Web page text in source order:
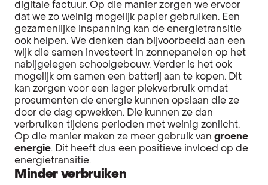
digitale factuur. Op die manier zorgen we ervoor
dat we zo weinig mogelijk papier gebruiken. Een
gezamenlijke inspanning kan de energietransitie
ook helpen. We denken dan bijvoorbeeld aan een
wijk die samen investeert in zonnepanelen op het
nabijgelegen schoolgebouw. Verder is het ook
mogelijk om samen een batterij aan te kopen. Dit
kan zorgen voor een lager piekverbruik omdat
prosumenten de energie kunnen opslaan die ze
door de dag opwekken. Die kunnen ze dan
verbruiken tijdens perioden met weinig zonlicht.
Op die manier maken ze meer gebruik van groene
energie. Dit heeft dus een positieve invloed op de
energietransitie.
Minder verbruiken